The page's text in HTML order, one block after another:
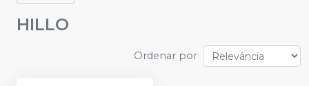
HILLO
Ordenar por